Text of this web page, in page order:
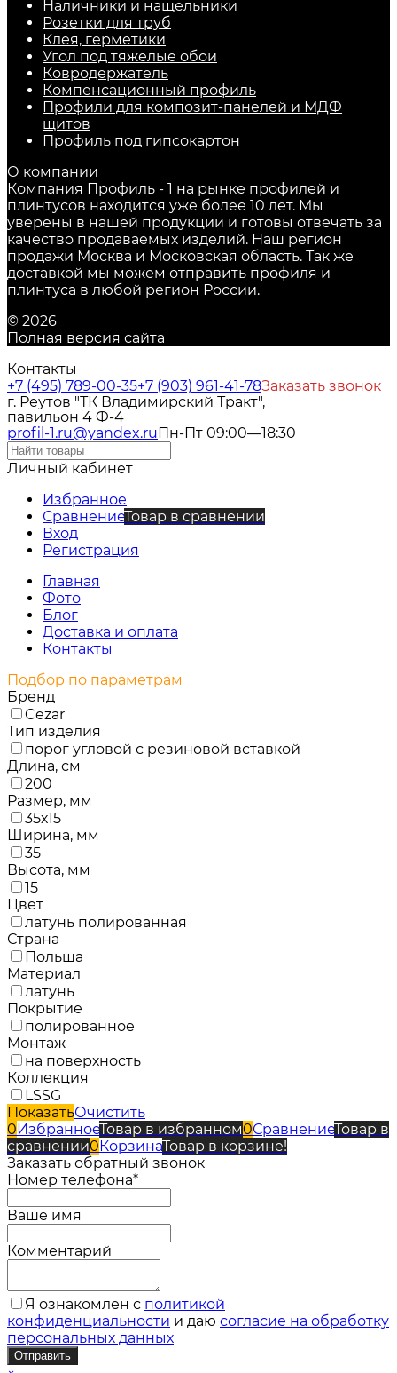
Наличники и нащельники
Розетки для труб
Клея, герметики
Угол под тяжелые обои
Ковродержатель
Компенсационный профиль
Профили для композит-панелей и МДФ
щитов
Профиль под гипсокартон
О компании
Компания Профиль - 1 на рынке профилей и
плинтусов находится уже более 10 лет. Мы
уверены в нашей продукции и готовы отвечать за
качество продаваемых изделий. Наш регион
продажи Москва и Московская область. Так же
доставкой мы можем отправить профиля и
плинтуса в любой регион России.
© 2026
Полная версия сайта
Контакты
+7 (495) 789-00-35+7 (903) 961-41-78Заказать звонок
г. Реутов "ТК Владимирский Тракт",
павильон 4 Ф-4
profil-1.ru@yandex.ruПн-Пт 09:00—18:30
Личный кабинет
Избранное
СравнениеТовар в сравнении
Вход
Регистрация
Главная
Фото
Блог
Доставка и оплата
Контакты
Подбор по параметрам
Бренд
Cezar
Тип изделия
порог угловой с резиновой вставкой
Длина, см
200
Размер, мм
35х15
Ширина, мм
35
Высота, мм
15
Цвет
латунь полированная
Страна
Польша
Материал
латунь
Покрытие
полированное
Монтаж
на поверхность
Коллекция
LSSG
ПоказатьОчистить
0ИзбранноеТовар в избранном0СравнениеТовар в
сравнении0КорзинаТовар в корзине!
Заказать обратный звонок
Номер телефона*
Ваше имя
Комментарий
Я ознакомлен с политикой
конфиденциальности и даю согласие на обработку
персональных данных